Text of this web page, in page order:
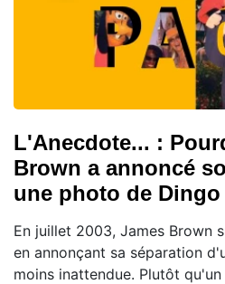
L'Anecdote... :
Brown a annoncé
une photo de Dingo
En juillet 2003, James Brown
en annonçant sa séparation
moins inattendue. Plutôt